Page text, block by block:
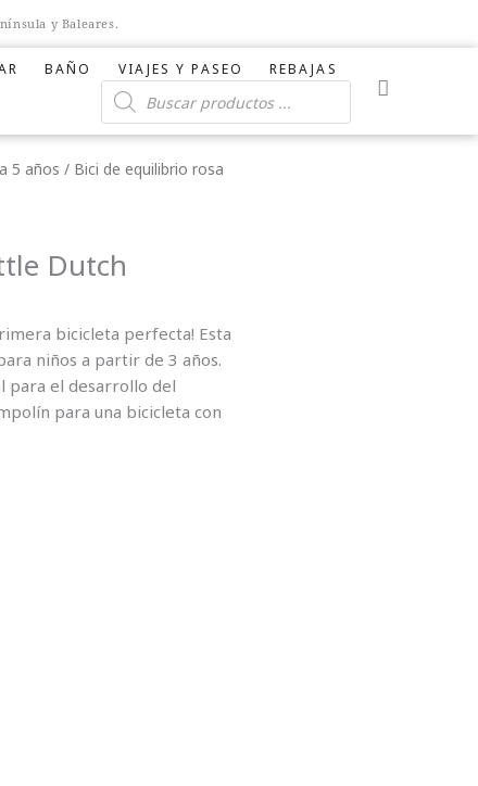
y Baleares.
BAÑO VIAJES Y PASEO REBAJAS
Búsqueda
de
productos
5 años / Bici de equilibrio rosa
Dutch
bicicleta perfecta! Esta
niños a partir de 3 años.
para el desarrollo del
para una bicicleta con